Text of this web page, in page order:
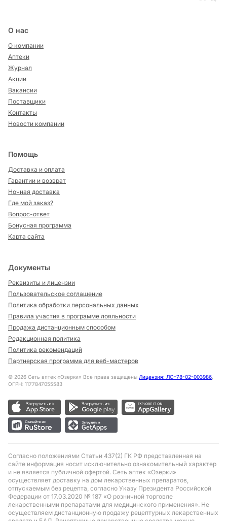
О нас
О компании
Аптеки
Журнал
Акции
Вакансии
Поставщики
Контакты
Новости компании
Помощь
Доставка и оплата
Гарантии и возврат
Ночная доставка
Где мой заказ?
Вопрос-ответ
Бонусная программа
Карта сайта
Документы
Реквизиты и лицензии
Пользовательское соглашение
Политика обработки персональных данных
Правила участия в программе лояльности
Продажа дистанционным способом
Редакционная политика
Политика рекомендаций
Партнерская программа для веб-мастеров
© 2026 Сеть аптек «Озерки» Все права защищены Лицензия: ЛО-78-02-003986,
ОГРН: 1177847055583
Согласно положениями Статьи 437(2) ГК РФ представленная на
сайте информация носит исключительно ознакомительный характер
и не является публичной офертой. Сеть аптек «Озерки»
осуществляет доставку на дом лекарственных препаратов,
отпускаемым без рецепта, согласно Указу Президента Российской
Федерации от 17.03.2020 № 187 «О розничной торговле
лекарственными препаратами для медицинского применения». Не
осуществляем дистанционную продажу рецептурных лекарственных